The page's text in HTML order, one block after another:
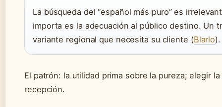
La búsqueda del “español más puro” es
importa es la adecuación al público destino. Un
variante regional que necesita su cliente (Blarlo).
El patrón: la utilidad prima sobre la pureza; elegir
recepción.